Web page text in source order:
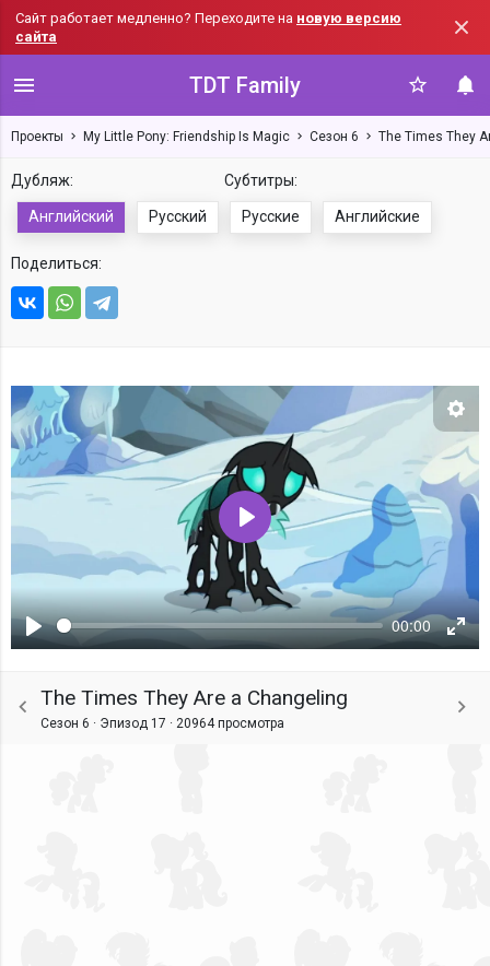
Сайт работает медленно? Переходите на новую версию
сайта
TDT Family
Проекты My Little Pony: Friendship Is Magic Сезон 6 The Times They
Дубляж:
Английский Русский
Субтитры:
Русские Английские
Поделиться:
Воспроизвести
00:00
Воспроизвести
The Times They Are a Changeling
Сезон 6 · Эпизод 17 · 20964 просмотра